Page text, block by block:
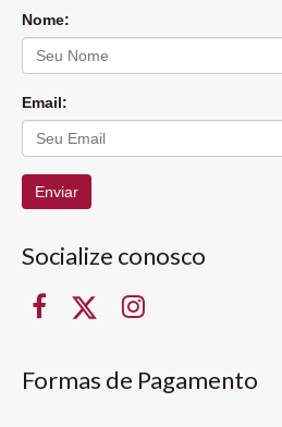
Nome:
Email:
Enviar
Socialize conosco
Formas de Pagamento